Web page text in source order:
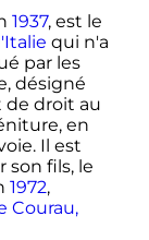
1937, est le
qui n'a
par les
désigné
droit au
en
Il est
son fils, le
1972,
Courau,